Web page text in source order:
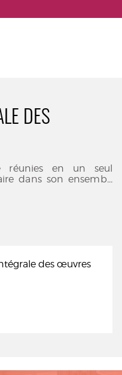
DES
réunies en un seul
dans son ensemb...
des œuvres